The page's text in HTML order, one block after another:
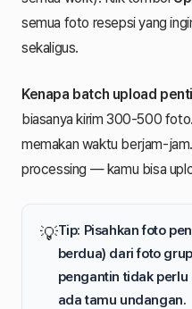
semua foto resepsi yang
sekaligus.
Kenapa batch upload
biasanya kirim 300-500
memakan waktu berjam-
processing — kamu bisa
💡Tip: Pisahkan foto
berdua) dari foto
pengantin tidak
ada tamu undangan.